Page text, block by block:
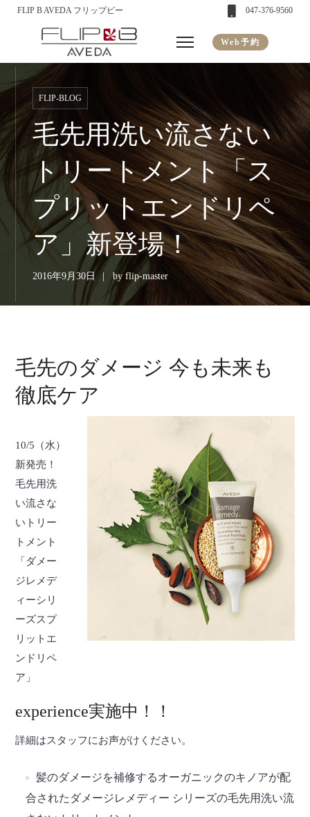
FLIP B AVEDA フリップビー 047-376-9560
Web予約
FLIP-BLOG
毛先用洗い流さない
トリートメント「ス
プリットエンドリペ
ア」新登場！
2016年9月30日 by flip-master
毛先のダメージ 今も未来も
徹底ケア
10/5（水）
新発売！
毛先用洗
い流さな
いトリー
トメント
「ダメー
ジレメデ
ィーシリ
ーズスプ
リットエ
ンドリペ
ア」
experience実施中！！
詳細はスタッフにお声がけください。
髪のダメージを補修するオーガニックのキノアが配
合されたダメージレメディー シリーズの毛先用洗い流